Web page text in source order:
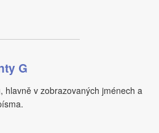
G
v zobrazovaných jménech a